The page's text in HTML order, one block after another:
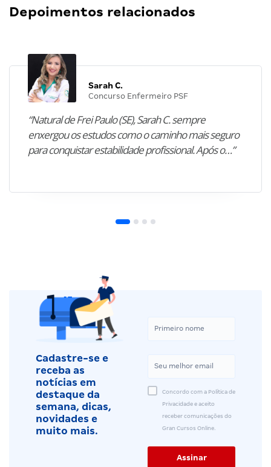
Depoimentos relacionados
Sarah C.
Concurso Enfermeiro PSF
“Natural de Frei Paulo (SE), Sarah C. sempre
enxergou os estudos como o caminho mais seguro
para conquistar estabilidade profissional. Após o…”
Cadastre-se e
receba as
notícias em
destaque da
semana, dicas,
novidades e
muito mais.
Concordo com a Política de
Privacidade e aceito
receber comunicações do
Gran Cursos Online.